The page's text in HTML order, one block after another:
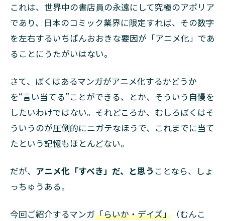
これは、世界中の書店員の永遠にして究極のアポリア
であり、日本のコミック業界に限定すれば、その数字
を左右するいちばんおおきな要因が「アニメ化」であ
ることにうたがいはない。
さて、ぼくはあるマンガがアニメ化するかどうか
を“言い当てる”ことができる、とか、そういう自慢を
したいわけではない。それどころか、むしろぼくはそ
ういうのが圧倒的にニガテなほうで、これまでに当て
たという記憶もほとんどない。
だが、 アニメ化「すべき」だ、と思う ことなら、しょ
っちゅうある。
今回ご紹介するマンガ「らいか・デイズ」 （むんこ